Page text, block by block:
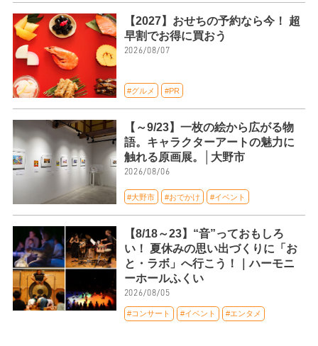
【2027】おせちの予約なら今！ 超
早割でお得に買おう
2026/08/07
#グルメ #PR
【～9/23】一枚の絵から広がる物
語。キャラクターアートの魅力に
触れる原画展。│大野市
2026/08/06
#大野市 #おでかけ #イベント
【8/18～23】“音”っておもしろ
い！ 夏休みの思い出づくりに「お
と・ラボ」へ行こう！｜ハーモニ
ーホールふくい
2026/08/05
#コンサート #イベント #エンタメ